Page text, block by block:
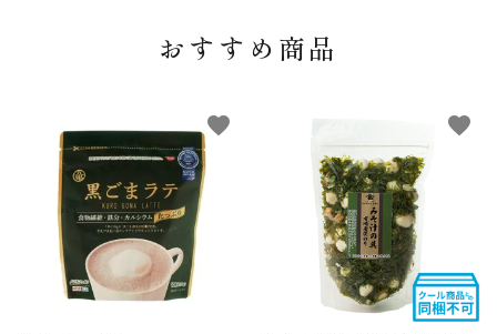
おすすめ商品
favorite favorite